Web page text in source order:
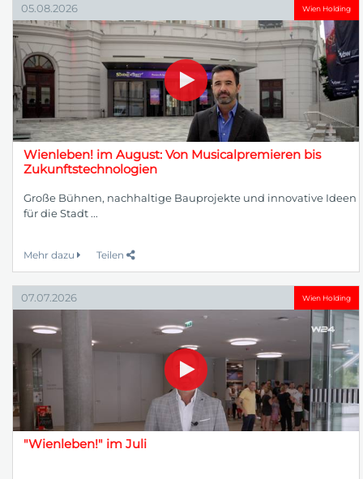
05.08.2026 Wien Holding
Wienleben! im August: Von Musicalpremieren bis
Zukunftstechnologien
Große Bühnen, nachhaltige Bauprojekte und innovative Ideen
für die Stadt ...
Mehr dazu Teilen
07.07.2026 Wien Holding
"Wienleben!" im Juli